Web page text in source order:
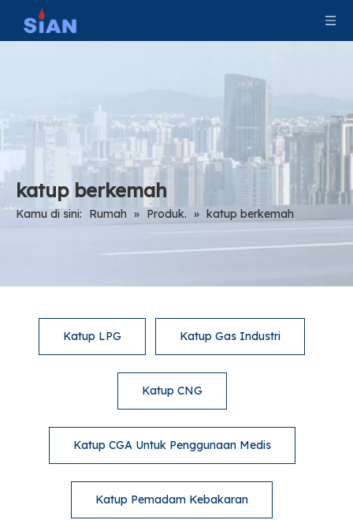
katup berkemah
Kamu di sini: Rumah » Produk. » katup berkemah
Katup LPG Katup Gas Industri
Katup CNG
Katup CGA Untuk Penggunaan Medis
Katup Pemadam Kebakaran